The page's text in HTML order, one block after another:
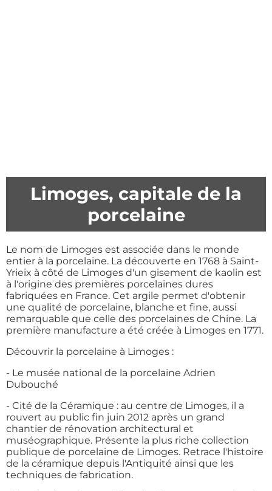
Limoges, capitale de la
porcelaine
Le nom de Limoges est associée dans le monde
entier à la porcelaine. La découverte en 1768 à Saint-
Yrieix à côté de Limoges d'un gisement de kaolin est
à l'origine des premières porcelaines dures
fabriquées en France. Cet argile permet d'obtenir
une qualité de porcelaine, blanche et fine, aussi
remarquable que celle des porcelaines de Chine. La
première manufacture a été créée à Limoges en 1771.
Découvrir la porcelaine à Limoges :
- Le musée national de la porcelaine Adrien
Dubouché
- Cité de la Céramique : au centre de Limoges, il a
rouvert au public fin juin 2012 après un grand
chantier de rénovation architectural et
muséographique. Présente la plus riche collection
publique de porcelaine de Limoges. Retrace l'histoire
de la céramique depuis l'Antiquité ainsi que les
techniques de fabrication.